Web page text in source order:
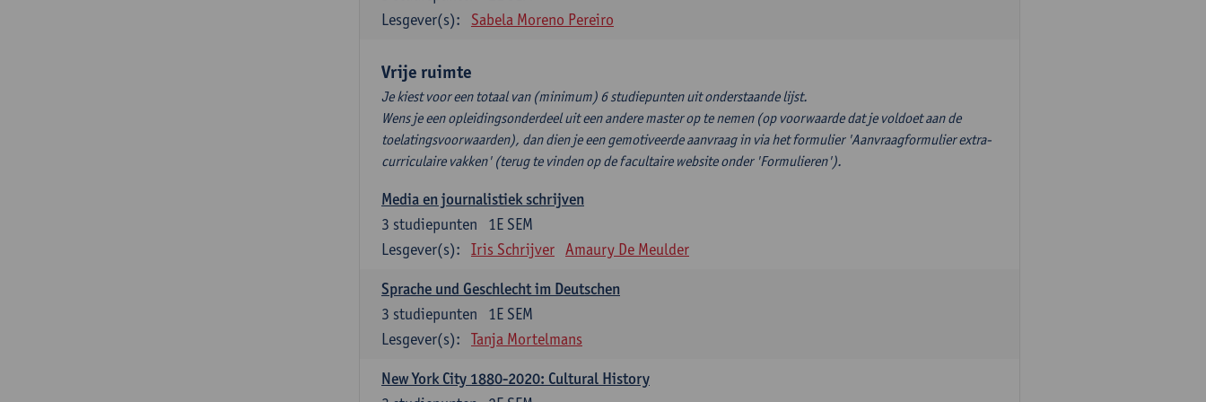
Lesgever(s):
Sabela Moreno Pereiro
Vrije ruimte
Je kiest voor een totaal van (minimum) 6 studiepunten uit onderstaande lijst.
Wens je een opleidingsonderdeel uit een andere master op te nemen (op voorwaarde dat je voldoet aan de
toelatingsvoorwaarden), dan dien je een gemotiveerde aanvraag in via het formulier 'Aanvraagformulier extra-
curriculaire vakken' (terug te vinden op de facultaire website onder 'Formulieren').
Media en journalistiek schrijven
1E SEM
3 studiepunten
Lesgever(s):
Iris Schrijver Amaury De Meulder
Sprache und Geschlecht im Deutschen
1E SEM
3 studiepunten
Lesgever(s):
Tanja Mortelmans
New York City 1880-2020: Cultural History